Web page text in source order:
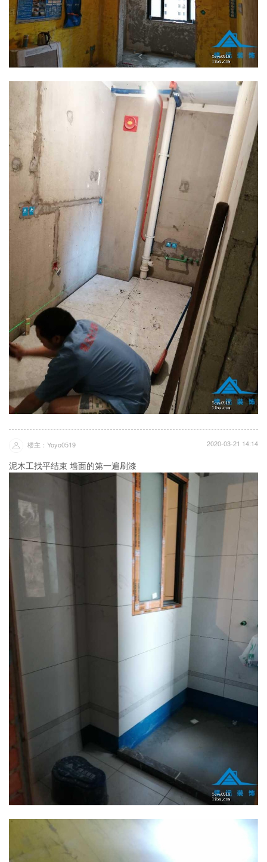
楼主：Yoyo0519 2020-03-21 14:14
泥木工找平结束 墙面的第一遍刷漆